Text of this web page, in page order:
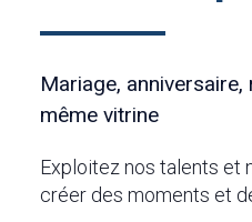
Mariage,
même vitrine
Exploitez nos talents et
créer des moments et